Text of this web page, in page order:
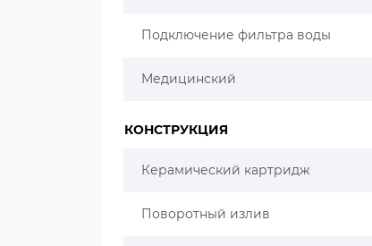
Подключение фильтра воды
Медицинский
КОНСТРУКЦИЯ
Керамический картридж
Поворотный излив